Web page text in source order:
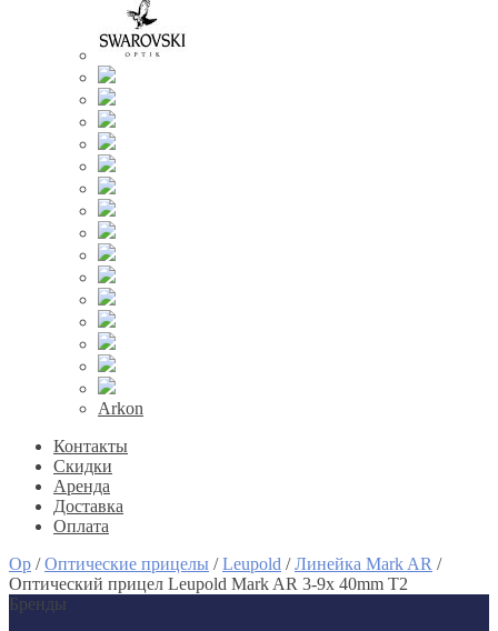
Arkon
Контакты
Скидки
Аренда
Доставка
Оплата
Op /Оптические прицелы /Leupold /Линейка Mark AR /
Оптический прицел Leupold Mark AR 3-9x 40mm T2
Бренды